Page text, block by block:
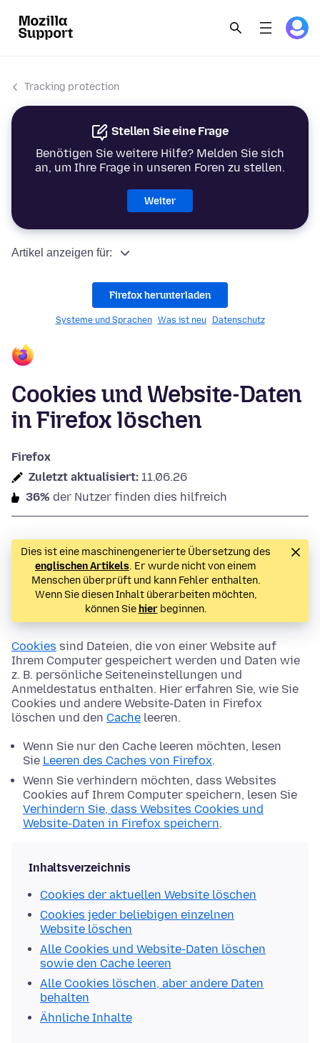
Tracking protection
Stellen Sie eine Frage
Benötigen Sie weitere Hilfe? Melden Sie sich
an, um Ihre Frage in unseren Foren zu stellen.
Weiter
Artikel anzeigen für:
Firefox herunterladen
Systeme und Sprachen Was ist neu Datenschutz
Cookies und Website-Daten
in Firefox löschen
Firefox
Zuletzt aktualisiert: 11.06.26
36% der Nutzer finden dies hilfreich
Dies ist eine maschinengenerierte Übersetzung des
englischen Artikels. Er wurde nicht von einem
Menschen überprüft und kann Fehler enthalten.
Wenn Sie diesen Inhalt überarbeiten möchten,
können Sie hierbeginnen.
Cookies sind Dateien, die von einer Website auf
Ihrem Computer gespeichert werden und Daten wie
z. B. persönliche Seiteneinstellungen und
Anmeldestatus enthalten. Hier erfahren Sie, wie Sie
Cookies und andere Website-Daten in Firefox
löschen und den Cache leeren.
Wenn Sie nur den Cache leeren möchten, lesen
Sie Leeren des Caches von Firefox.
Wenn Sie verhindern möchten, dass Websites
Cookies auf Ihrem Computer speichern, lesen Sie
Verhindern Sie, dass Websites Cookies und
Website-Daten in Firefox speichern.
Inhaltsverzeichnis
Cookies der aktuellen Website löschen
Cookies jeder beliebigen einzelnen
Website löschen
Alle Cookies und Website-Daten löschen
sowie den Cache leeren
Alle Cookies löschen, aber andere Daten
behalten
Ähnliche Inhalte